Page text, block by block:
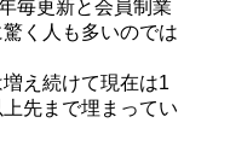
毎更新と会員制業
く人も多いのでは
え続けて現在は1
先まで埋まってい